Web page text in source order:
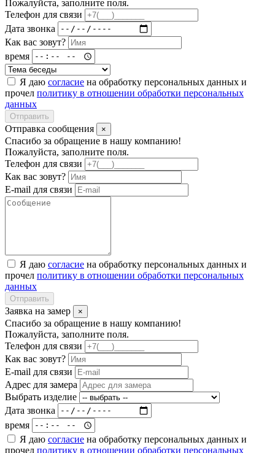
Пожалуйста, заполните поля.
Телефон для связи
Дата звонка
Как вас зовут?
время
Я даю согласие на обработку персональных данных и
прочел политику в отношении обработки персональных
данных
Отправить
Отправка сообщения ×
Спасибо за обращение в нашу компанию!
Пожалуйста, заполните поля.
Телефон для связи
Как вас зовут?
E-mail для связи
Я даю согласие на обработку персональных данных и
прочел политику в отношении обработки персональных
данных
Отправить
Заявка на замер ×
Спасибо за обращение в нашу компанию!
Пожалуйста, заполните поля.
Телефон для связи
Как вас зовут?
E-mail для связи
Адрес для замера
Выбрать изделие
Дата звонка
время
Я даю согласие на обработку персональных данных и
прочел политику в отношении обработки персональных